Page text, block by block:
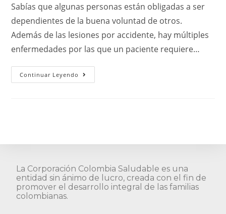
Sabías que algunas personas están obligadas a ser
dependientes de la buena voluntad de otros.
Además de las lesiones por accidente, hay múltiples
enfermedades por las que un paciente requiere…
Continuar Leyendo
La Corporación Colombia Saludable es una
entidad sin ánimo de lucro, creada con el fin de
promover el desarrollo integral de las familias
colombianas.